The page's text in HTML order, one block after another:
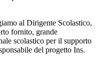
al Dirigente Scolastico,
fornito, grande
scolastico per il supporto
del progetto Ins.